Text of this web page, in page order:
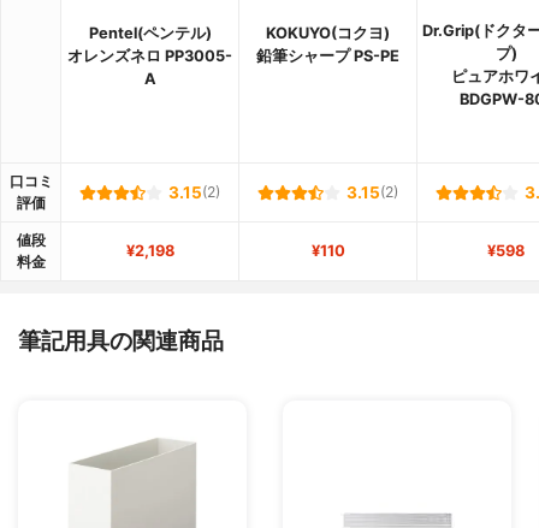
Pentel(ペンテル)
オレンズネロ PP3005-
A
KOKUYO(コクヨ)
鉛筆シャープ PS-PE
Dr.Grip(ドクタ
プ)
ピュアホワ
BDGPW-
口コミ
評価
3.15(2) 3.15(2)
値段
料金
¥2,198 ¥110 ¥598
筆記用具の関連商品